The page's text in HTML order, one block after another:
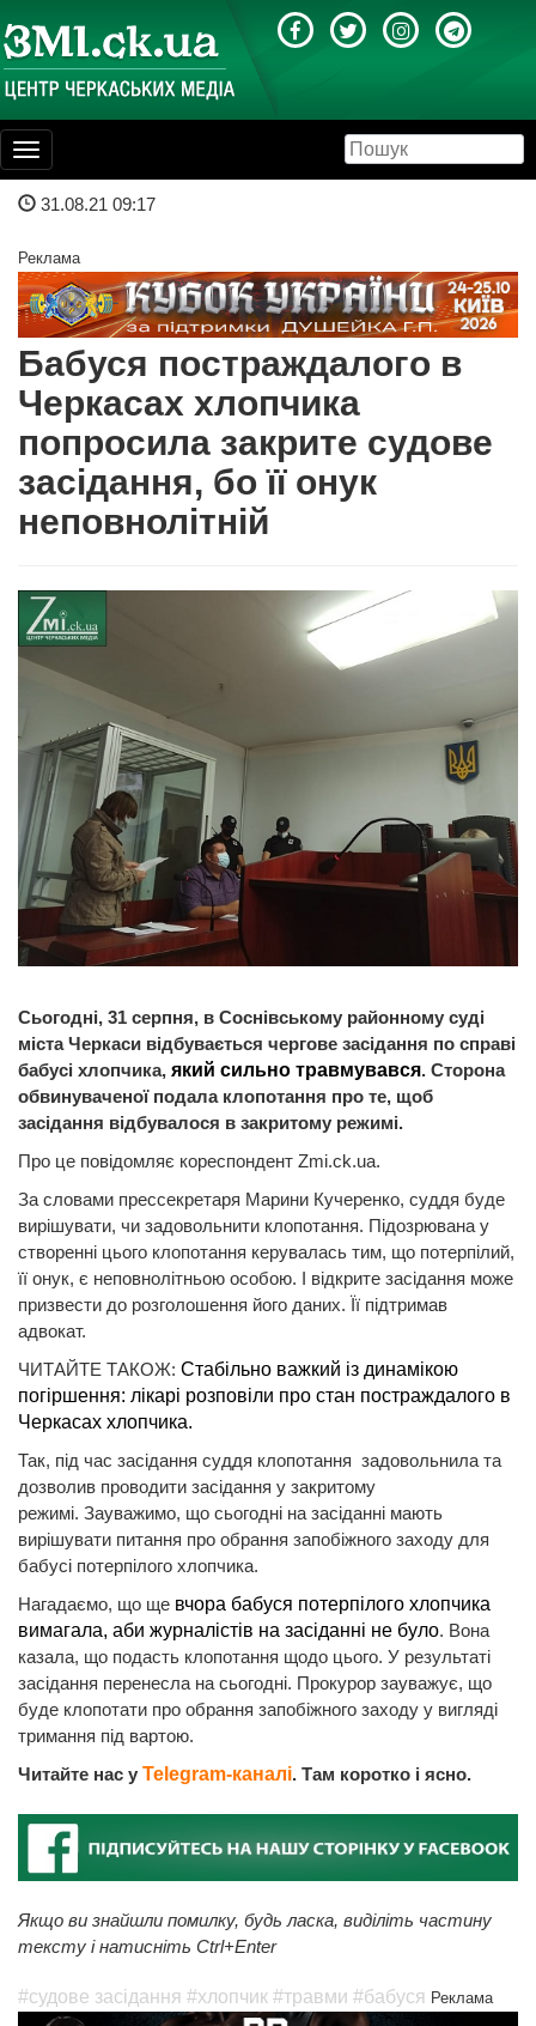
Toggle
navigation
31.08.21 09:17
Реклама
Бабуся постраждалого в
Черкасах хлопчика
попросила закрите судове
засідання, бо її онук
неповнолітній
Сьогодні, 31 серпня, в Соснівському районному суді
міста Черкаси відбувається чергове засідання по справі
бабусі хлопчика, який сильно травмувався. Сторона
обвинуваченої подала клопотання про те, щоб
засідання відбувалося в закритому режимі.
Про це повідомляє кореспондент Zmi.ck.ua.
За словами прессекретаря Марини Кучеренко, суддя буде
вирішувати, чи задовольнити клопотання. Підозрювана у
створенні цього клопотання керувалась тим, що потерпілий,
її онук, є неповнолітньою особою. І відкрите засідання може
призвести до розголошення його даних. Її підтримав
адвокат.
ЧИТАЙТЕ ТАКОЖ: Стабільно важкий із динамікою
погіршення: лікарі розповіли про стан постраждалого в
Черкасах хлопчика.
Так, під час засідання суддя клопотання задовольнила та
дозволив проводити засідання у закритому
режимі. Зауважимо, що сьогодні на засіданні мають
вирішувати питання про обрання запобіжного заходу для
бабусі потерпілого хлопчика.
Нагадаємо, що ще вчора бабуся потерпілого хлопчика
вимагала, аби журналістів на засіданні не було. Вона
казала, що подасть клопотання щодо цього. У результаті
засідання перенесла на сьогодні. Прокурор зауважує, що
буде клопотати про обрання запобіжного заходу у вигляді
тримання під вартою.
Читайте нас у Telegram-каналі. Там коротко і ясно.
Якщо ви знайшли помилку, будь ласка, виділіть частину
тексту і натисніть Ctrl+Enter
#судове засідання #хлопчик #травми #бабуся Реклама